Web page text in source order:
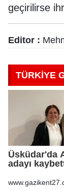
geçirilirse
Editor :
TÜRKİYE
Üsküdar'da
adayı
Çetinkaya